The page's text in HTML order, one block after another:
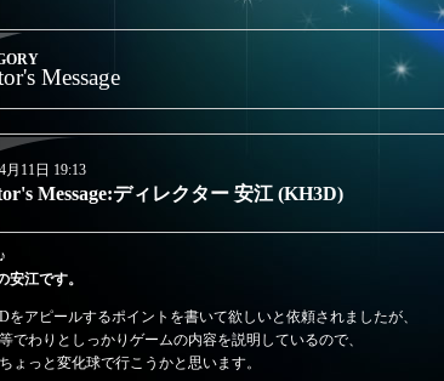
Message
月11日 19:13
Message:ディレクター 安江 (KH3D)
江です。
をアピールするポイントを書いて欲しいと依頼されましたが、
でわりとしっかりゲームの内容を説明しているので、
ょっと変化球で行こうかと思います。